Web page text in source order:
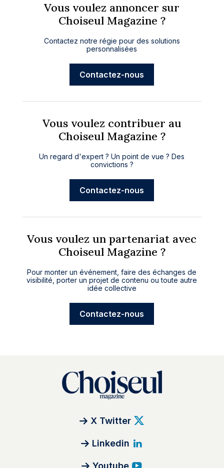
Vous voulez annoncer sur
Choiseul Magazine ?
Contactez notre régie pour des solutions
personnalisées
Contactez-nous
Vous voulez contribuer au
Choiseul Magazine ?
Un regard d'expert ? Un point de vue ? Des
convictions ?
Contactez-nous
Vous voulez un partenariat avec
Choiseul Magazine ?
Pour monter un événement, faire des échanges de
visibilité, porter un projet de contenu ou toute autre
idée collective
Contactez-nous
X Twitter
Linkedin
Youtube